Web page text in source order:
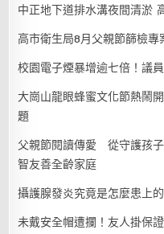
中正地下道排水溝夜間清淤
高市衛生局8月父親節篩檢
校園電子煙暴增逾七倍！議
大崗山龍眼蜂蜜文化節熱鬧
題
父親節閱讀傳愛 從守護孩
智友善全齡家庭
攝護腺發炎究竟是怎麼患上的
未戴安全帽遭攔！友人掛保